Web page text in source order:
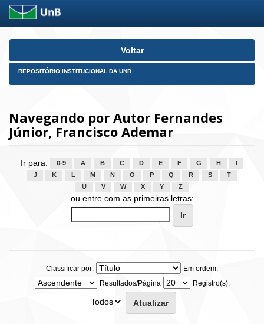
Skip
Voltar
REPOSITÓRIO INSTITUCIONAL DA UNB
Navegando por Autor Fernandes
Júnior, Francisco Ademar
Ir para: 0-9 A B C D E F G H
J
K L M N O P Q R S
T
U
V W X Y Z
ou entre com as primeiras letras:
Classificar por:
Em ordem:
Resultados/Página
Registro(s):